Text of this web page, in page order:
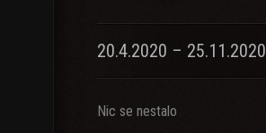
20.4.2020 – 25.11.2020
Nic se nestalo